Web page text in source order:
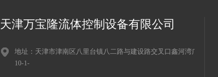
天津万宝隆流体控制设备有限公司
地址：天津市津南区八里台镇八二路与建设路交叉口鑫河湾广场
10-1-